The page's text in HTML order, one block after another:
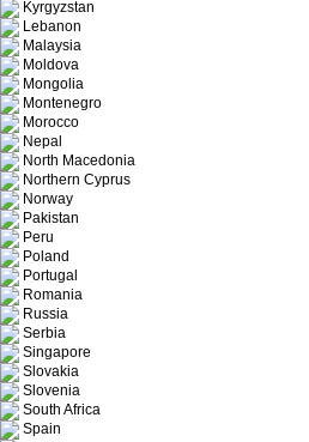
Kyrgyzstan
Lebanon
Malaysia
Moldova
Mongolia
Montenegro
Morocco
Nepal
North Macedonia
Northern Cyprus
Norway
Pakistan
Peru
Poland
Portugal
Romania
Russia
Serbia
Singapore
Slovakia
Slovenia
South Africa
Spain